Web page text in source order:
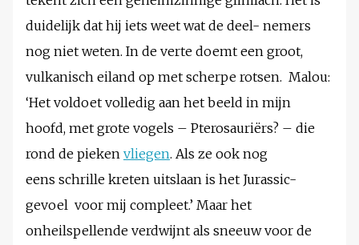
duidelijk dat hij iets weet wat de deel- nemers
nog niet weten. In de verte doemt een groot,
vulkanisch eiland op met scherpe rotsen. Malou:
‘Het voldoet volledig aan het beeld in mijn
hoofd, met grote vogels – Pterosauriërs? – die
rond de pieken vliegen. Als ze ook nog
eens schrille kreten uitslaan is het Jurassic-
gevoel voor mij compleet.’ Maar het
onheilspellende verdwijnt als sneeuw voor de